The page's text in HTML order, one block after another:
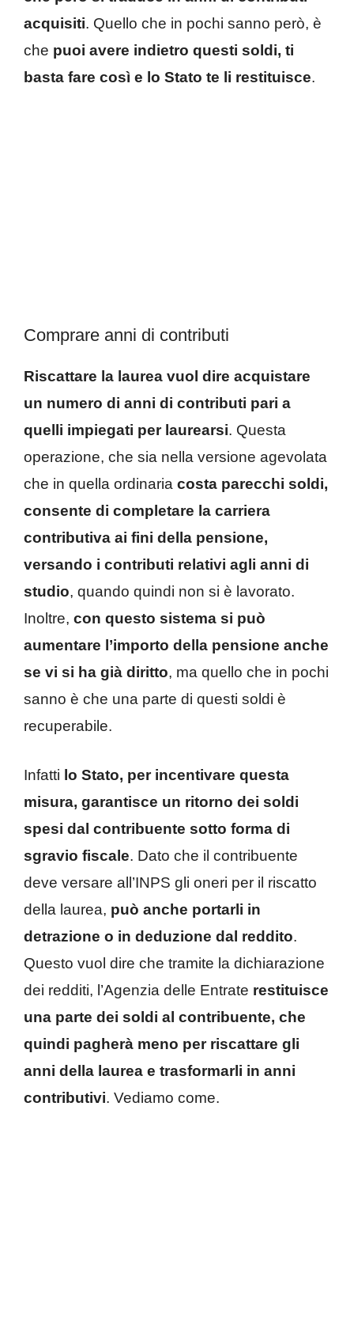
acquisiti. Quello che in pochi sanno però, è
che puoi avere indietro questi soldi, ti
basta fare così e lo Stato te li restituisce.
Comprare anni di contributi
Riscattare la laurea vuol dire acquistare
un numero di anni di contributi pari a
quelli impiegati per laurearsi. Questa
operazione, che sia nella versione agevolata
che in quella ordinaria costa parecchi soldi,
consente di completare la carriera
contributiva ai fini della pensione,
versando i contributi relativi agli anni di
studio, quando quindi non si è lavorato.
Inoltre, con questo sistema si può
aumentare l’importo della pensione anche
se vi si ha già diritto, ma quello che in pochi
sanno è che una parte di questi soldi è
recuperabile.
Infatti lo Stato, per incentivare questa
misura, garantisce un ritorno dei soldi
spesi dal contribuente sotto forma di
sgravio fiscale. Dato che il contribuente
deve versare all’INPS gli oneri per il riscatto
della laurea, può anche portarli in
detrazione o in deduzione dal reddito.
Questo vuol dire che tramite la dichiarazione
dei redditi, l’Agenzia delle Entrate restituisce
una parte dei soldi al contribuente, che
quindi pagherà meno per riscattare gli
anni della laurea e trasformarli in anni
contributivi. Vediamo come.